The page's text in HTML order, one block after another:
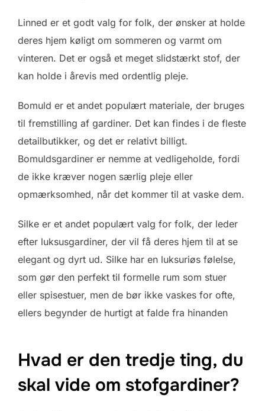
Linned er et godt valg for folk, der ønsker at holde
deres hjem køligt om sommeren og varmt om
vinteren. Det er også et meget slidstærkt stof, der
kan holde i årevis med ordentlig pleje.
Bomuld er et andet populært materiale, der bruges
til fremstilling af gardiner. Det kan findes i de fleste
detailbutikker, og det er relativt billigt.
Bomuldsgardiner er nemme at vedligeholde, fordi
de ikke kræver nogen særlig pleje eller
opmærksomhed, når det kommer til at vaske dem.
Silke er et andet populært valg for folk, der leder
efter luksusgardiner, der vil få deres hjem til at se
elegant og dyrt ud. Silke har en luksuriøs følelse,
som gør den perfekt til formelle rum som stuer
eller spisestuer, men de bør ikke vaskes for ofte,
ellers begynder de hurtigt at falde fra hinanden
Hvad er den tredje ting, du
skal vide om stofgardiner?